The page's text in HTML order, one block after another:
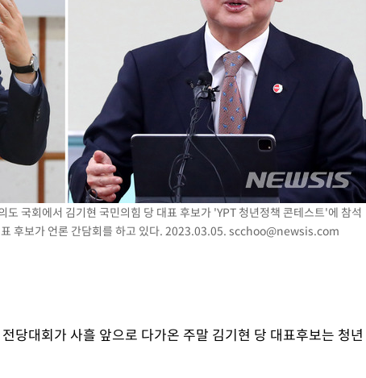
용…희망지 못
[내일날씨]
수요 선제 대
입단
승 2무'
에 마쳐
도
본부장 기소
재개"
국회에서 김기현 국민의힘 당 대표 후보가 'YPT 청년정책 콘테스트'에 참석
후보가 언론 간담회를 하고 있다. 2023.03.05. scchoo@newsis.com
당대회가 사흘 앞으로 다가온 주말 김기현 당 대표후보는 청년